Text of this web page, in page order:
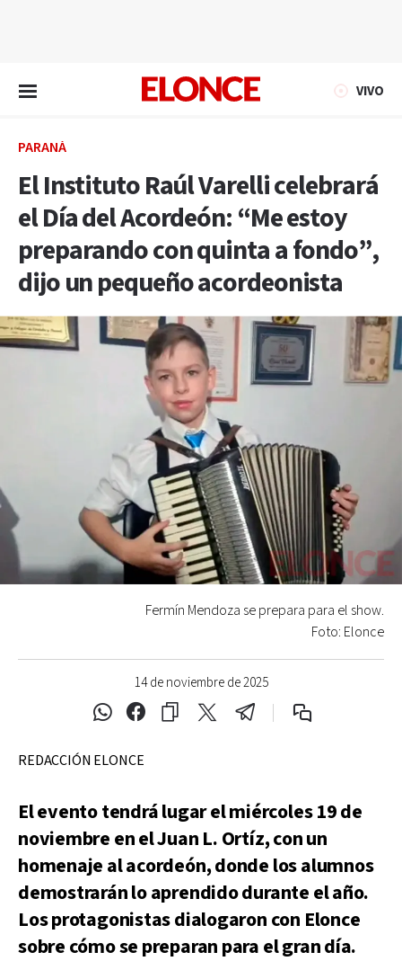
VIVO
PARANÁ
El Instituto Raúl Varelli celebrará
el Día del Acordeón: “Me estoy
preparando con quinta a fondo”,
dijo un pequeño acordeonista
14 de noviembre de 2025
Fermín Mendoza se prepara para el show.
Foto: Elonce
REDACCIÓN ELONCE
El evento tendrá lugar el miércoles 19 de
noviembre en el Juan L. Ortíz, con un
homenaje al acordeón, donde los alumnos
demostrarán lo aprendido durante el año.
Los protagonistas dialogaron con Elonce
sobre cómo se preparan para el gran día.